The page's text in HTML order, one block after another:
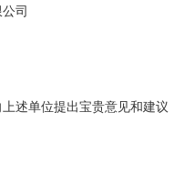
司
述单位提出宝贵意见和建议